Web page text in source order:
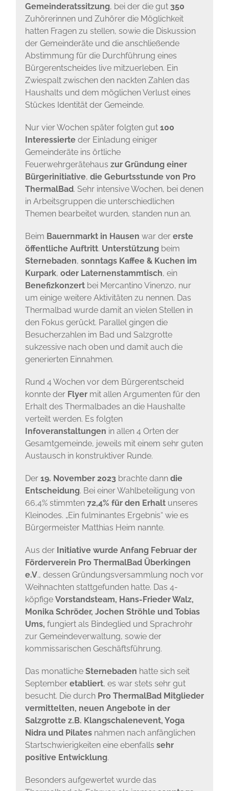
Gemeinderatssitzung, bei der die gut 350
Zuhörerinnen und Zuhörer die Möglichkeit
hatten Fragen zu stellen, sowie die Diskussion
der Gemeinderäte und die anschließende
Abstimmung für die Durchführung eines
Bürgerentscheides live mitzuerleben. Ein
Zwiespalt zwischen den nackten Zahlen das
Haushalts und dem möglichen Verlust eines
Stückes Identität der Gemeinde.
Nur vier Wochen später folgten gut 100
Interessierteder Einladung einiger
Gemeinderäte ins örtliche
Feuerwehrgerätehaus zur Gründung einer
Bürgerinitiative, die Geburtsstunde von Pro
ThermalBad. Sehr intensive Wochen, bei denen
in Arbeitsgruppen die unterschiedlichen
Themen bearbeitet wurden, standen nun an.
Beim Bauernmarkt in Hausen war der erste
öffentliche Auftritt. Unterstützungbeim
Sternebaden, sonntags Kaffee & Kuchen im
Kurpark, oder Laternenstammtisch, ein
Benefizkonzertbei Mercantino Vinenzo, nur
um einige weitere Aktivitäten zu nennen. Das
Thermalbad wurde damit an vielen Stellen in
den Fokus gerückt. Parallel gingen die
Besucherzahlen im Bad und Salzgrotte
sukzessive nach oben und damit auch die
generierten Einnahmen.
Rund 4 Wochen vor dem Bürgerentscheid
konnte der Flyermit allen Argumenten für den
Erhalt des Thermalbades an die Haushalte
verteilt werden. Es folgten
Infoveranstaltungen in allen 4 Orten der
Gesamtgemeinde, jeweils mit einem sehr guten
Austausch in konstruktiver Runde.
Der 19. November 2023brachte dann die
Entscheidung. Bei einer Wahlbeteiligung von
66,4% stimmten 72,4% für den Erhaltunseres
Kleinodes. „Ein fulminantes Ergebnis“ wie es
Bürgermeister Matthias Heim nannte.
Aus der Initiative wurde Anfang Februar der
Förderverein Pro ThermalBad Überkingen
e.V., dessen Gründungsversammlung noch vor
Weihnachten stattgefunden hatte. Das 4-
köpfige Vorstandsteam, Hans-Frieder Walz,
Monika Schröder, Jochen Ströhle und Tobias
Ums, fungiert als Bindeglied und Sprachrohr
zur Gemeindeverwaltung, sowie der
kommissarischen Geschäftsführung.
Das monatliche Sternebaden hatte sich seit
September etabliert, es war stets sehr gut
besucht. Die durch Pro ThermalBad Mitglieder
vermittelten, neuen Angebote in der
Salzgrotte z.B. Klangschalenevent, Yoga
Nidra und Pilatesnahmen nach anfänglichen
Startschwierigkeiten eine ebenfalls sehr
positive Entwicklung.
Besonders aufgewertet wurde das